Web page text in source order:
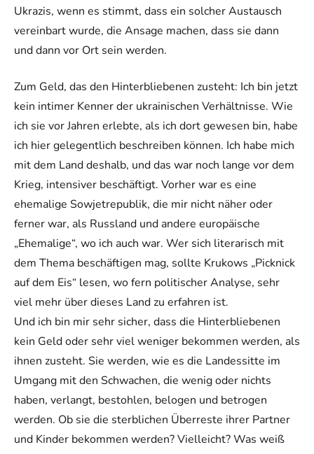
Ukrazis, wenn es stimmt, dass ein solcher Austausch
vereinbart wurde, die Ansage machen, dass sie dann
und dann vor Ort sein werden.
Zum Geld, das den Hinterbliebenen zusteht: Ich bin jetzt
kein intimer Kenner der ukrainischen Verhältnisse. Wie
ich sie vor Jahren erlebte, als ich dort gewesen bin, habe
ich hier gelegentlich beschreiben können. Ich habe mich
mit dem Land deshalb, und das war noch lange vor dem
Krieg, intensiver beschäftigt. Vorher war es eine
ehemalige Sowjetrepublik, die mir nicht näher oder
ferner war, als Russland und andere europäische
„Ehemalige“, wo ich auch war. Wer sich literarisch mit
dem Thema beschäftigen mag, sollte Krukows „Picknick
auf dem Eis“ lesen, wo fern politischer Analyse, sehr
viel mehr über dieses Land zu erfahren ist.
Und ich bin mir sehr sicher, dass die Hinterbliebenen
kein Geld oder sehr viel weniger bekommen werden, als
ihnen zusteht. Sie werden, wie es die Landessitte im
Umgang mit den Schwachen, die wenig oder nichts
haben, verlangt, bestohlen, belogen und betrogen
werden. Ob sie die sterblichen Überreste ihrer Partner
und Kinder bekommen werden? Vielleicht? Was weiß